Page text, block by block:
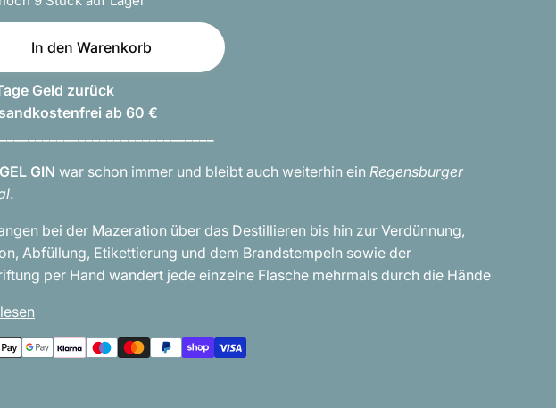
In den Warenkorb
Geld zurück
ab 60 €
GIN war schon immer und bleibt auch weiterhin ein Regensburger
.
bei der Mazeration über das Destillieren bis hin zur Verdünnung,
Abfüllung, Etikettierung und dem Brandstempeln sowie der
per Hand wandert jede einzelne Flasche mehrmals durch die Hände